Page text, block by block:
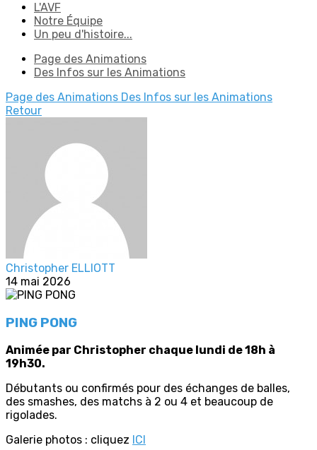
L'AVF
Notre Équipe
Un peu d'histoire...
Page des Animations
Des Infos sur les Animations
Page des Animations Des Infos sur les Animations
Retour
Christopher ELLIOTT
14 mai 2026
PING PONG
Animée par Christopher chaque lundi de 18h à
19h30.
Débutants ou confirmés pour des échanges de balles,
des smashes, des matchs à 2 ou 4 et beaucoup de
rigolades.
Galerie photos : cliquez ICI